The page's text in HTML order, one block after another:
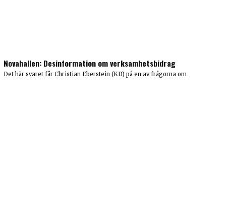
Novahallen: Desinformation om verksamhetsbidrag
Det här svaret får Christian Eberstein (KD) på en av frågorna om